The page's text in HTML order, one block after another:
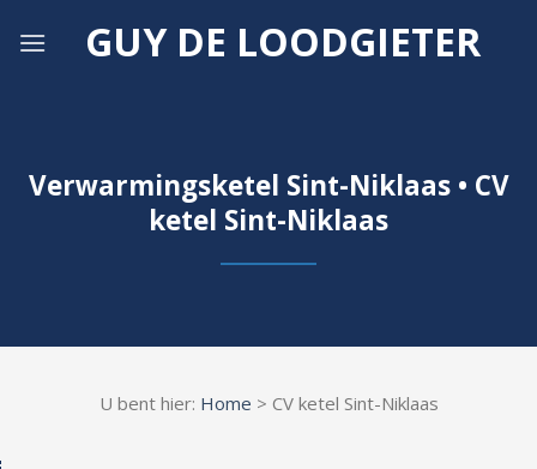
GUY DE LOODGIETER
Verwarmingsketel Sint-Niklaas • CV
ketel Sint-Niklaas
U bent hier: Home > CV ketel Sint-Niklaas